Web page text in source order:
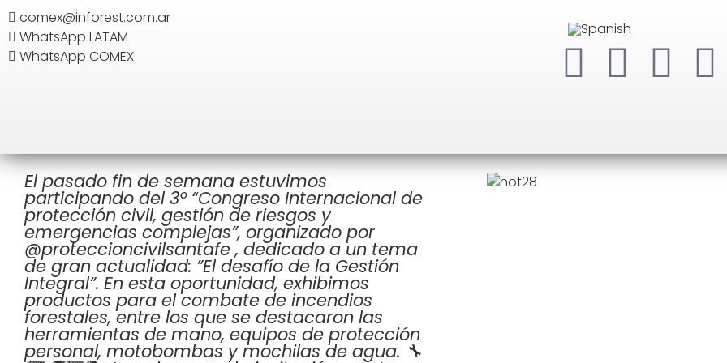
comex@inforest.com.ar
WhatsApp LATAM
WhatsApp COMEX
SEARCH
El pasado fin de semana estuvimos
participando del 3º “Congreso Internacional de
protección civil, gestión de riesgos y
emergencias complejas”, organizado por
@proteccioncivilsantafe , dedicado a un tema
de gran actualidad: ”El desafío de la Gestión
Integral”. En esta oportunidad, exhibimos
productos para el combate de incendios
forestales, entre los que se destacaron las
herramientas de mano, equipos de protección
personal, motobombas y mochilas de agua. 🔧